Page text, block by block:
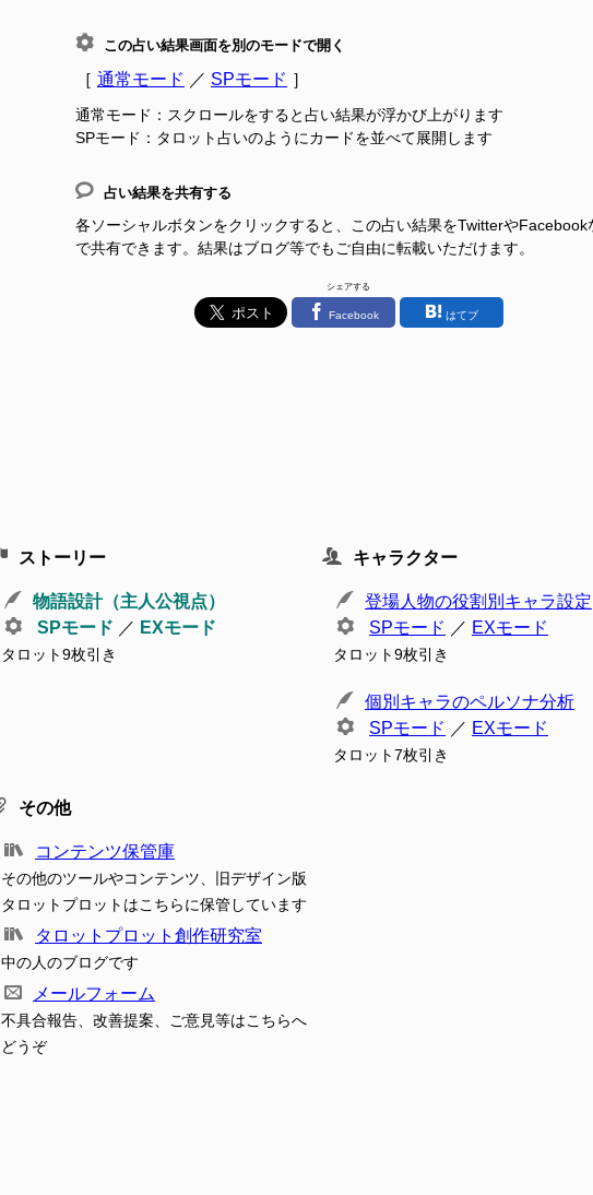
この占い結果画面を別のモードで開く
［ 通常モード ／ SPモード ］
通常モード：スクロールをすると占い結果が浮かび上がります
SPモード：タロット占いのようにカードを並べて展開します
占い結果を共有する
各ソーシャルボタンをクリックすると、この占い結果をTwitterやFacebook
で共有できます。結果はブログ等でもご自由に転載いただけます。
シェアする
Facebook はてブ
ストーリー
物語設計（主人公視点）
SPモード ／ EXモード
タロット9枚引き
キャラクター
登場人物の役割別キャラ設定
SPモード ／ EXモード
タロット9枚引き
個別キャラのペルソナ分析
SPモード ／ EXモード
タロット7枚引き
その他
コンテンツ保管庫
その他のツールやコンテンツ、旧デザイン版
タロットプロットはこちらに保管しています
タロットプロット創作研究室
中の人のブログです
メールフォーム
不具合報告、改善提案、ご意見等はこちらへ
どうぞ